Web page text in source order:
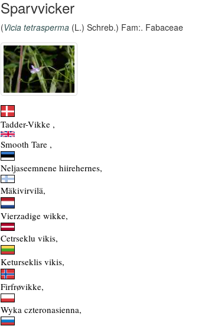
Sparvvicker
(Vicia tetrasperma (L.) Schreb.) Fam:. Fabaceae
Tadder-Vikke ,
Smooth Tare ,
Neljaseemnene hiirehernes,
Mäkivirvilä,
Vierzadige wikke,
Cetrseklu vikis,
Keturseklis vikis,
Firfrøvikke,
Wyka czteronasienna,